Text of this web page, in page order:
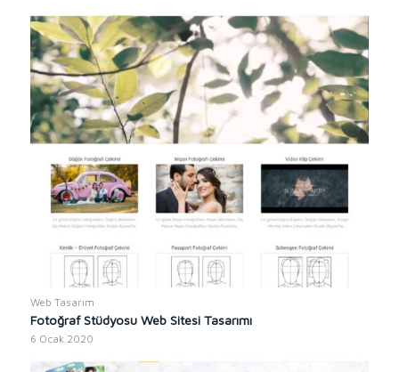
Web Tasarım
Fotoğraf Stüdyosu Web Sitesi Tasarımı
6 Ocak 2020